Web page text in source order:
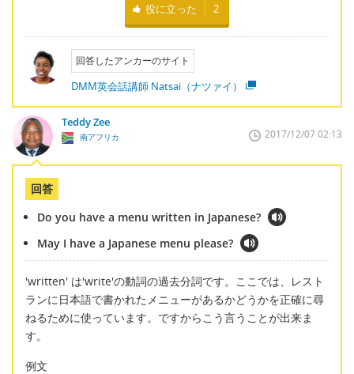
役に立った 2
回答したアンカーのサイト
DMM英会話講師 Natsai（ナツァイ）
Teddy Zee
南アフリカ 2017/12/07 02:13
回答
Do you have a menu written in Japanese?
May I have a Japanese menu please?
'written' は'write'の動詞の過去分詞です。ここでは、レスト
ランに日本語で書かれたメニューがあるかどうかを正確に尋
ねるために使っています。ですからこう言うことが出来ま
す。
例文